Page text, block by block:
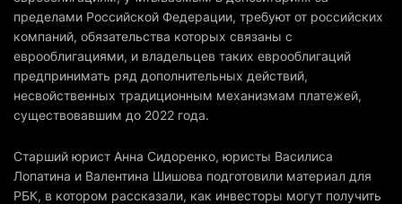
пределами Российской Федерации, требуют от российских
компаний, обязательства которых связаны с
еврооблигациями, и владельцев таких еврооблигаций
предпринимать ряд дополнительных действий,
несвойственных традиционным механизмам платежей,
существовавшим до 2022 года.
Старший юрист Анна Сидоренко, юристы Василиса
Лопатина и Валентина Шишова подготовили материал для
РБК, в котором рассказали, как инвесторы могут получить